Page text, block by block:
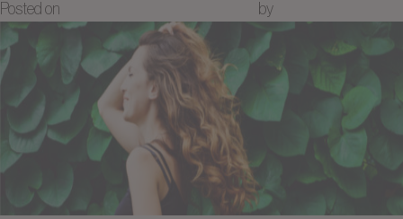
in
modo
naturale
Posted on by